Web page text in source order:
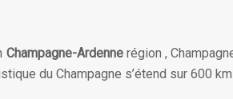
Champagne-Ardennerégion ,
du Champagne s’étend sur 600